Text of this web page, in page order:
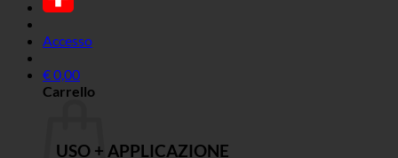
Accesso
€0,00
Carrello
USO + APPLICAZIONE